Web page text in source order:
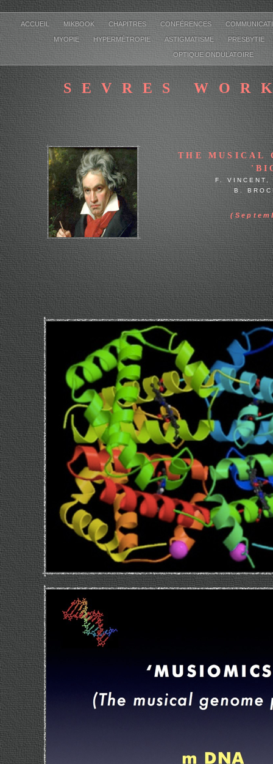
ACCUEIL MIKBOOK CHAPITRES CONFÉRENCES
MYOPIE HYPERMÉTROPIE ASTIGMATISME PRESBYTIE
OPTIQUE ONDULATOIRE
SEVRES
MIKAEL GUEDJ
THE MUSICAL
F. VINCENT,
B.